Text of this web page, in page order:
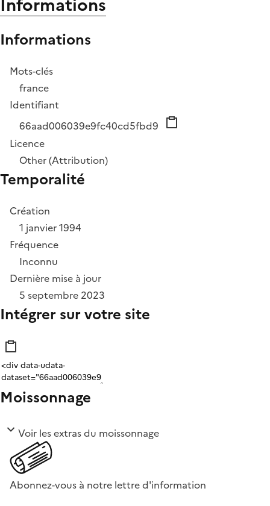
Informations
Informations
Mots-clés
france
Identifiant
66aad006039e9fc40cd5fbd9
Licence
Other (Attribution)
Temporalité
Création
1 janvier 1994
Fréquence
Inconnu
Dernière mise à jour
5 septembre 2023
Intégrer sur votre site
Moissonnage
Voir les extras du moissonnage
Abonnez-vous à notre lettre d'information